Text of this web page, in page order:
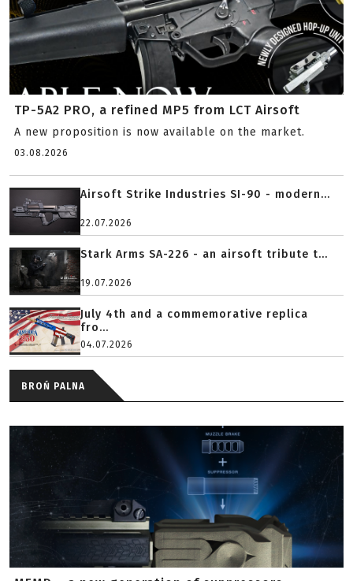
TP-5A2 PRO, a refined MP5 from LCT Airsoft
A new proposition is now available on the market.
03.08.2026
Airsoft Strike Industries SI-90 - modern...
22.07.2026
Stark Arms SA-226 - an airsoft tribute t...
19.07.2026
July 4th and a commemorative replica
fro...
04.07.2026
BROŃ PALNA